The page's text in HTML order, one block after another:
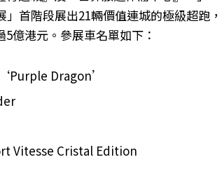
首階段展出21輛價值連城的極級超跑
億港元。參展車名單如下：
Dragon’
Vitesse Cristal Edition